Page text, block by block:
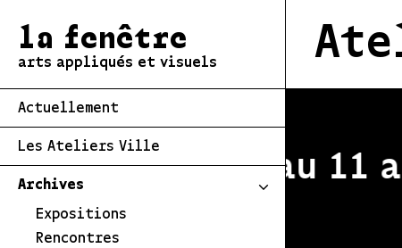
la fenêtre
arts appliqués et visuels
Actuellement
Les Ateliers Ville
Archives
Expositions
Rencontres
du 2 au 11